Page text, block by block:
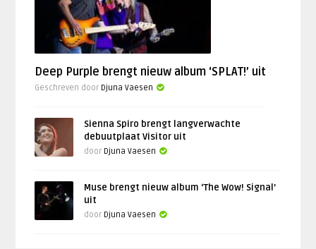
Deep Purple brengt nieuw album ‘SPLAT!’ uit
Geschreven door Djuna Vaesen
Sienna Spiro brengt langverwachte
debuutplaat Visitor uit
door Djuna Vaesen
Muse brengt nieuw album ‘The Wow! Signal’
uit
door Djuna Vaesen